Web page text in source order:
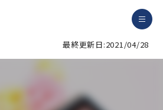
最終更新日:2021/04/28